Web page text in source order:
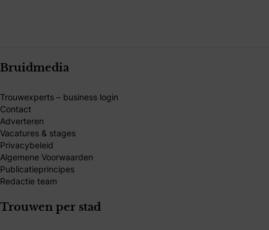
Bruidmedia
Trouwexperts – business login
Contact
Adverteren
Vacatures & stages
Privacybeleid
Algemene Voorwaarden
Publicatieprincipes
Redactie team
Trouwen per stad